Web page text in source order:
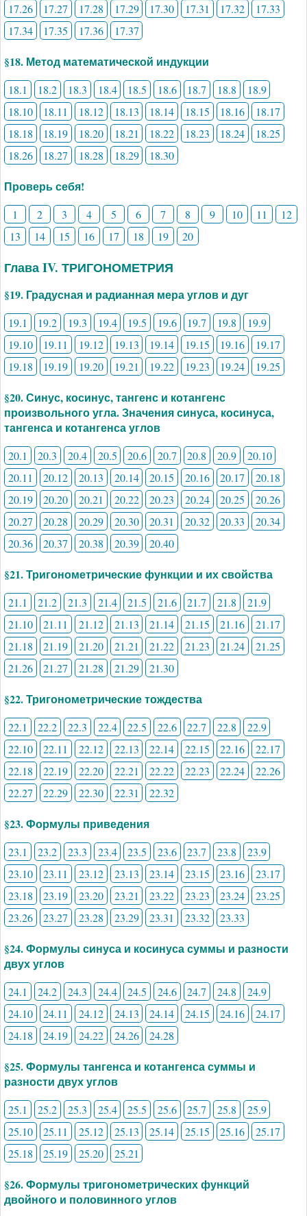
17.26
17.27 17.28 17.29 17.30 17.31 17.32
17.33
17.34
17.35 17.36 17.37
§18. Метод математической индукции
18.1 18.2 18.3 18.4 18.5 18.6 18.7 18.8
18.9
18.10
18.11 18.12 18.13 18.14 18.15 18.16
18.17
18.18
18.19 18.20 18.21 18.22 18.23 18.24
18.25
18.26
18.27 18.28 18.29 18.30
Проверь себя!
1 2 3 4 5 6 7 8 9 10 11
12
13
14 15 16 17 18 19 20
Глава IV. ТРИГОНОМЕТРИЯ
§19. Градусная и радианная мера углов и дуг
19.1 19.2 19.3 19.4 19.5 19.6 19.7 19.8
19.9
19.10
19.11 19.12 19.13 19.14 19.15 19.16
19.17
19.18
19.19 19.20 19.21 19.22 19.23 19.24 19.25
§20. Синус, косинус, тангенс и котангенс
произвольного угла. Значения синуса, косинуса,
тангенса и котангенса углов
20.1 20.3 20.4 20.5 20.6 20.7 20.8 20.9
20.10
20.11
20.12 20.13 20.14 20.15 20.16 20.17
20.18
20.19
20.20 20.21 20.22 20.23 20.24 20.25
20.26
20.27
20.28 20.29 20.30 20.31 20.32 20.33
20.34
20.36
20.37 20.38 20.39 20.40
§21. Тригонометрические функции и их свойства
21.1 21.2 21.3 21.4 21.5 21.6 21.7 21.8
21.9
21.10
21.11 21.12 21.13 21.14 21.15 21.16
21.17
21.18
21.19 21.20 21.21 21.22 21.23 21.24
21.25
21.26
21.27 21.28 21.29 21.30
§22. Тригонометрические тождества
22.1 22.2 22.3 22.4 22.5 22.6 22.7 22.8
22.9
22.10
22.11 22.12 22.13 22.14 22.15 22.16
22.17
22.18
22.19 22.20 22.21 22.22 22.23 22.24
22.26
22.27
22.29 22.30 22.31 22.32
§23. Формулы приведения
23.1 23.2 23.3 23.4 23.5 23.6 23.7 23.8
23.9
23.10
23.11 23.12 23.13 23.14 23.15 23.16
23.17
23.18
23.19 23.20 23.21 23.22 23.23 23.24
23.25
23.26
23.27 23.28 23.29 23.31 23.32 23.33
§24. Формулы синуса и косинуса суммы и разности
двух углов
24.1 24.2 24.3 24.4 24.5 24.6 24.7 24.8
24.9
24.10
24.11 24.12 24.13 24.14 24.15 24.16
24.17
24.18
24.19 24.22 24.26 24.28
§25. Формулы тангенса и котангенса суммы и
разности двух углов
25.1 25.2 25.3 25.4 25.5 25.6 25.7 25.8
25.9
25.10
25.11 25.12 25.13 25.14 25.15 25.16
25.17
25.18
25.19 25.20 25.21
§26. Формулы тригонометрических функций
двойного и половинного углов